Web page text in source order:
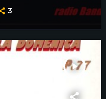
3
play_arrow